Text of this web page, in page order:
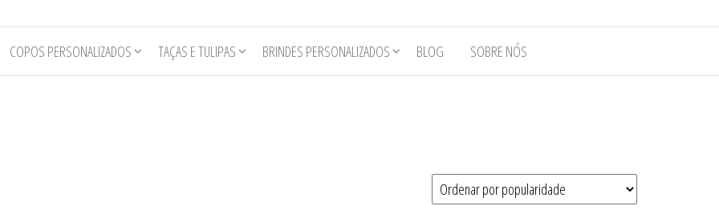
COPOS PERSONALIZADOS TAÇAS E TULIPAS BRINDES PERSONALIZADOS BLOG SOBRE NÓS